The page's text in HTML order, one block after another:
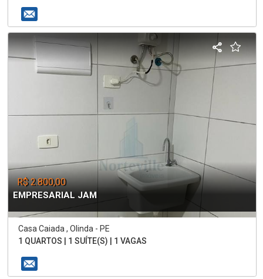
R$ 2.800,00
EMPRESARIAL JAM
Casa Caiada , Olinda - PE
1 QUARTOS | 1 SUÍTE(S) | 1 VAGAS